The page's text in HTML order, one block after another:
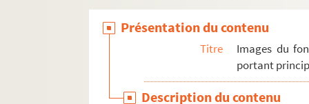
H-IMAR-23-152-537. Hommage à
H-IMAR-23-153-538. Vue de la
H-IMAR-23-154-539. Notre-Dame
H-IMAR-23-154-541. Notre-Dame
Présentation du contenu
Titre
Images du
portant
Description du contenu